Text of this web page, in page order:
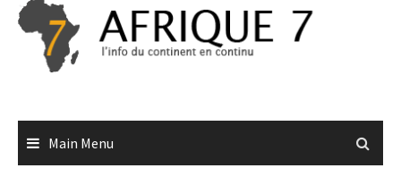
Skip
content
Main Menu